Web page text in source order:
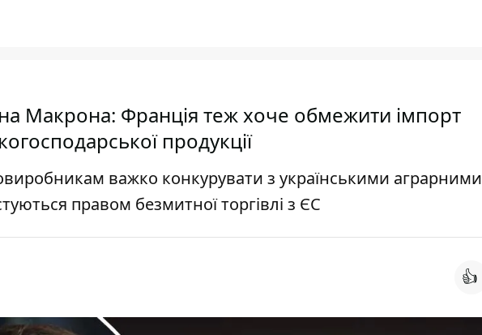
Макрона: Франція теж хоче обмежити імпорт
продукції
важко конкурувати з українськими аграрними
правом безмитної торгівлі з ЄС
👍